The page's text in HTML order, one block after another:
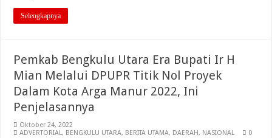
Selengkapnya
Pemkab Bengkulu Utara Era Bupati Ir H
Mian Melalui DPUPR Titik Nol Proyek
Dalam Kota Arga Manur 2022, Ini
Penjelasannya
Oktober 24, 2022
ADVERTORIAL, BENGKULU UTARA, BERITA UTAMA, DAERAH, NASIONAL 0